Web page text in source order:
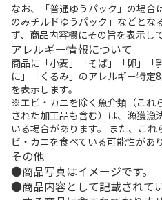
なお、「普通ゆうパック」の場合
のみチルドゆうパック」などとな
ず、商品内容欄にその旨を表示し
アレルギー情報について
商品に「小麦」「そば」「卵」「
に」「くるみ」のアレルギー特定
を表示します。
※エビ・カニを除く魚介類（これ
された加工品も含む）は、漁獲漁
いる場合があります。 また、こ
ビ・カニを食べている可能性があ
その他
商品写真はイメージです。
商品内容として記載されて